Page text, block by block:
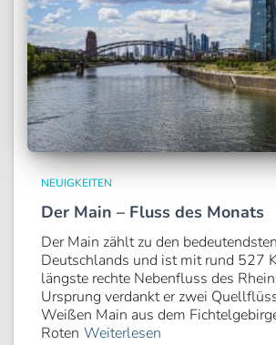
NEUIGKEITEN
Der Main – Fluss des Monats
Der Main zählt zu den
Deutschlands und ist mit rund 527
längste rechte Nebenfluss des
Ursprung verdankt er zwei
Weißen Main aus dem
Roten Weiterlesen